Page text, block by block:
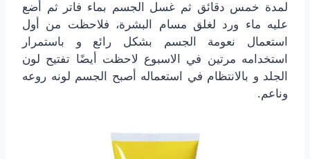
لمدة خمس دقائق ثم غسل الجسم بماء فاتر ثم أضع
عليه ماء ورد لغلق مسام البشرة، فلاحظت من أول
استعمال نعومة الجسم بشكل رائع و باستمرار
استخدامه مرتين في الاسبوع لاحظت أيضًا تفتيح لون
الجلد و بالانتظام في استعماله أصبح الجسم لونه روعه
وناعم.